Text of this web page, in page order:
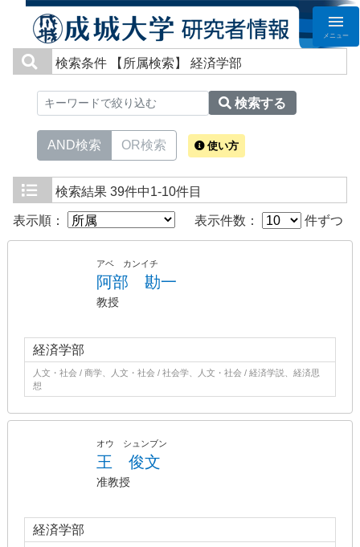
メニュー
検索条件 【所属検索】 経済学部
検索する
AND検索 OR検索 使い方
検索結果 39件中1-10件目
表示順： 表示件数： 件ずつ
アベ カンイチ
阿部 勘一
教授
経済学部
人文・社会 / 商学、人文・社会 / 社会学、人文・社会 / 経済学説、経済思
想
オウ シュンブン
王 俊文
准教授
経済学部